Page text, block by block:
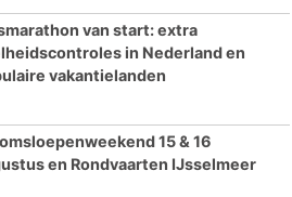
van start: extra
in Nederland en
vakantielanden
15 & 16
en Rondvaarten IJsselmeer